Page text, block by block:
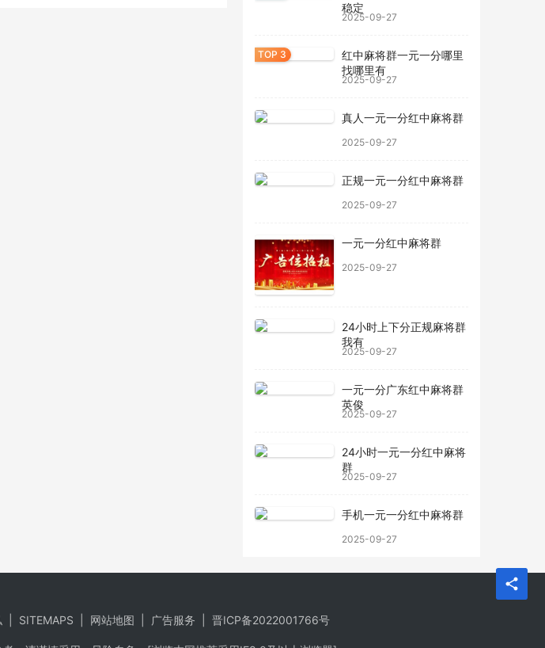
稳定
2025-09-27
红中麻将群一元一分哪里
找哪里有
2025-09-27
真人一元一分红中麻将群
2025-09-27
正规一元一分红中麻将群
2025-09-27
一元一分红中麻将群
2025-09-27
24小时上下分正规麻将群
我有
2025-09-27
一元一分广东红中麻将群
英俊
2025-09-27
24小时一元一分红中麻将
群
2025-09-27
手机一元一分红中麻将群
2025-09-27
SITEMAPS 网站地图 广告服务 晋ICP备2022001766号